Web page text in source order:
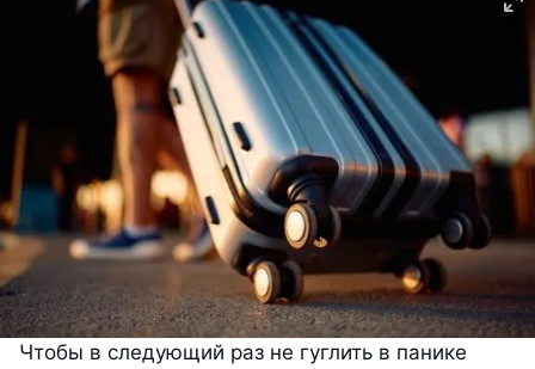
Чтобы в следующий раз не гуглить в панике